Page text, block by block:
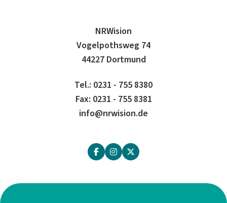
NRWision
Vogelpothsweg 74
44227 Dortmund
Tel.: 0231 - 755 8380
Fax: 0231 - 755 8381
info@nrwision.de